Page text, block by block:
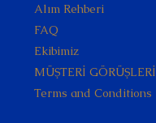
Alım Rehberi
FAQ
Ekibimiz
MÜŞTERİ GÖRÜŞLERİ
Terms and Conditions